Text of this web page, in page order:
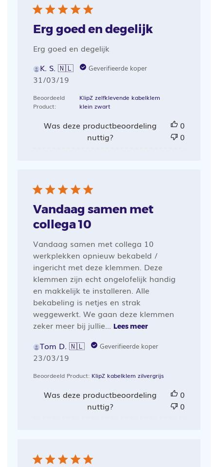
Erg goed en degelijk
Erg goed en degelijk
K. S. 🇳🇱
Geverifieerde koper
Publicatiedatum
31/03/19
Beoordeeld
Product:
KlipZ zelfklevende kabelklem
klein zwart
Was deze productbeoordeling
nuttig?
0
0
Vandaag samen met
collega 10
Vandaag samen met collega 10
werkplekken opnieuw bekabeld /
ingericht met deze klemmen. Deze
klemmen zijn echt ongelofelijk handig
en makkelijk te installeren. Alle
bekabeling is netjes en strak
weggewerkt. We gaan deze klemmen
zeker meer bij jullie... Lees meer
Tom D. 🇳🇱 Geverifieerde koper
Publicatiedatum
23/03/19
Beoordeeld Product: KlipZ kabelklem zilvergrijs
Was deze productbeoordeling
nuttig?
0
0